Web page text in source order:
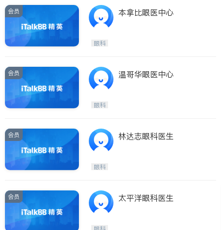
New Westminster
Langley
Port Moody
Maple Ridge
BC - Other Cities
会员 本拿比眼医中心
眼科
会员 温哥华眼医中心
眼科
会员 林达志眼科医生
眼科
会员 太平洋眼科医生